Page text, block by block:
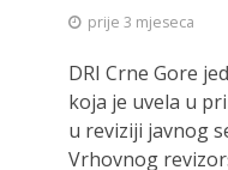
prije 3 mjeseca
DRI Crne Gore
koja je uvela u
u reviziji javnog
Vrhovnog